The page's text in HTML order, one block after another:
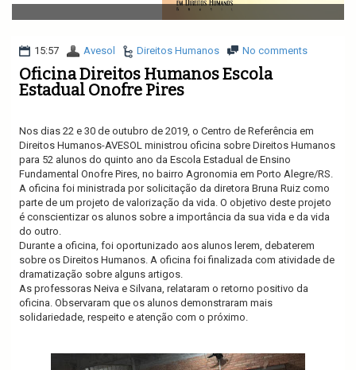
v
i
a
i
o
15:57 Avesol Direitos Humanos No comments
Oficina Direitos Humanos Escola
Estadual Onofre Pires
Nos dias 22 e 30 de outubro de 2019, o Centro de Referência em
Direitos Humanos-AVESOL ministrou oficina sobre Direitos Humanos
para 52 alunos do quinto ano da Escola Estadual de Ensino
Fundamental Onofre Pires, no bairro Agronomia em Porto Alegre/RS.
A oficina foi ministrada por solicitação da diretora Bruna Ruiz como
parte de um projeto de valorização da vida. O objetivo deste projeto
é conscientizar os alunos sobre a importância da sua vida e da vida
do outro.
Durante a oficina, foi oportunizado aos alunos lerem, debaterem
sobre os Direitos Humanos. A oficina foi finalizada com atividade de
dramatização sobre alguns artigos.
As professoras Neiva e Silvana, relataram o retorno positivo da
oficina. Observaram que os alunos demonstraram mais
solidariedade, respeito e atenção com o próximo.